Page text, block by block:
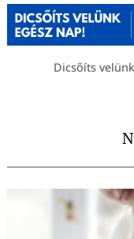
Dicsőíts